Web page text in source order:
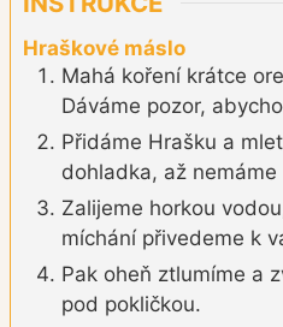
Hraškové máslo
Mahá koření krátce
Dáváme pozor,
Přidáme Hrašku a
dohladka, až
Zalijeme horkou
míchání přivedeme k
Pak oheň ztlumíme a
pod pokličkou.